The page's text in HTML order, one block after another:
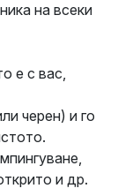
на всеки
е с вас,
черен) и го
и др.